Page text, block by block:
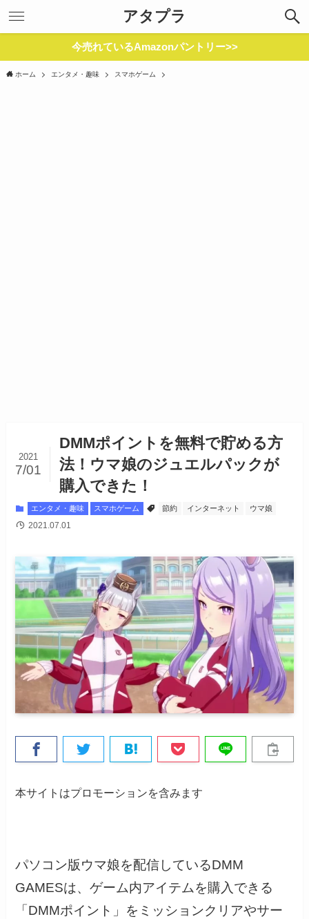
アタプラ
今売れているAmazonパントリー>>
ホーム エンタメ・趣味 スマホゲーム
DMMポイントを無料で貯める方
法！ウマ娘のジュエルパックが
購入できた！
2021
7/01
エンタメ・趣味 スマホゲーム 節約 インターネット ウマ娘
2021.07.01
本サイトはプロモーションを含みます
パソコン版ウマ娘を配信しているDMM
GAMESは、ゲーム内アイテムを購入できる
「DMMポイント」をミッションクリアやサー